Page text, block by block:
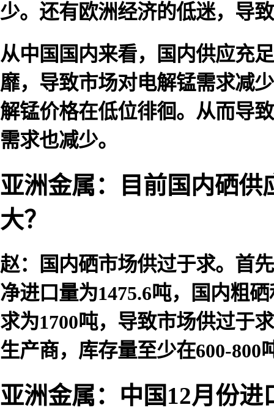
少。还有欧洲经济的低迷，导
从中国国内来看，国内供应充
靡，导致市场对电解锰需求减
解锰价格在低位徘徊。从而导
需求也减少。
亚洲金属：目前国内硒供
大？
赵：国内硒市场供过于求。首
净进口量为1475.6吨，国内粗
求为1700吨，导致市场供过于
生产商，库存量至少在600-800
亚洲金属：中国12月份进